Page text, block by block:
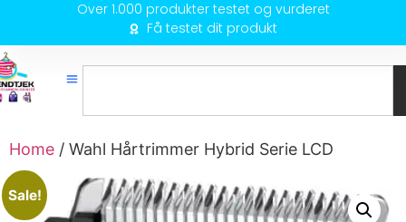
Over 1.000 produkter testet og vurderet
Få testet dit produkt
Home / Wahl Hårtrimmer Hybrid Serie LCD
Sale!